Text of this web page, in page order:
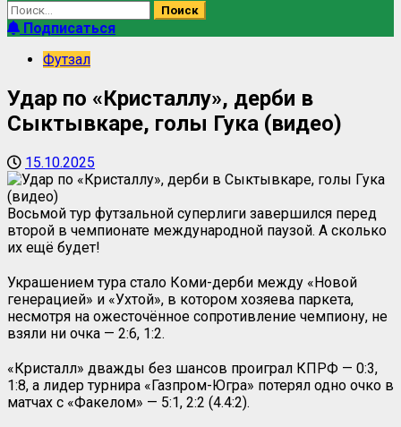
Подписаться
Футзал
Удар по «Кристаллу», дерби в
Сыктывкаре, голы Гука (видео)
15.10.2025
Восьмой тур футзальной cуперлиги завершился перед
второй в чемпионате международной паузой. А сколько
их ещё будет!
Украшением тура стало Коми-дерби между «Новой
генерацией» и «Ухтой», в котором хозяева паркета,
несмотря на ожесточённое сопротивление чемпиону, не
взяли ни очка — 2:6, 1:2.
«Кристалл» дважды без шансов проиграл КПРФ — 0:3,
1:8, а лидер турнира «Газпром-Югра» потерял одно очко в
матчах с «Факелом» — 5:1, 2:2 (4.4:2).